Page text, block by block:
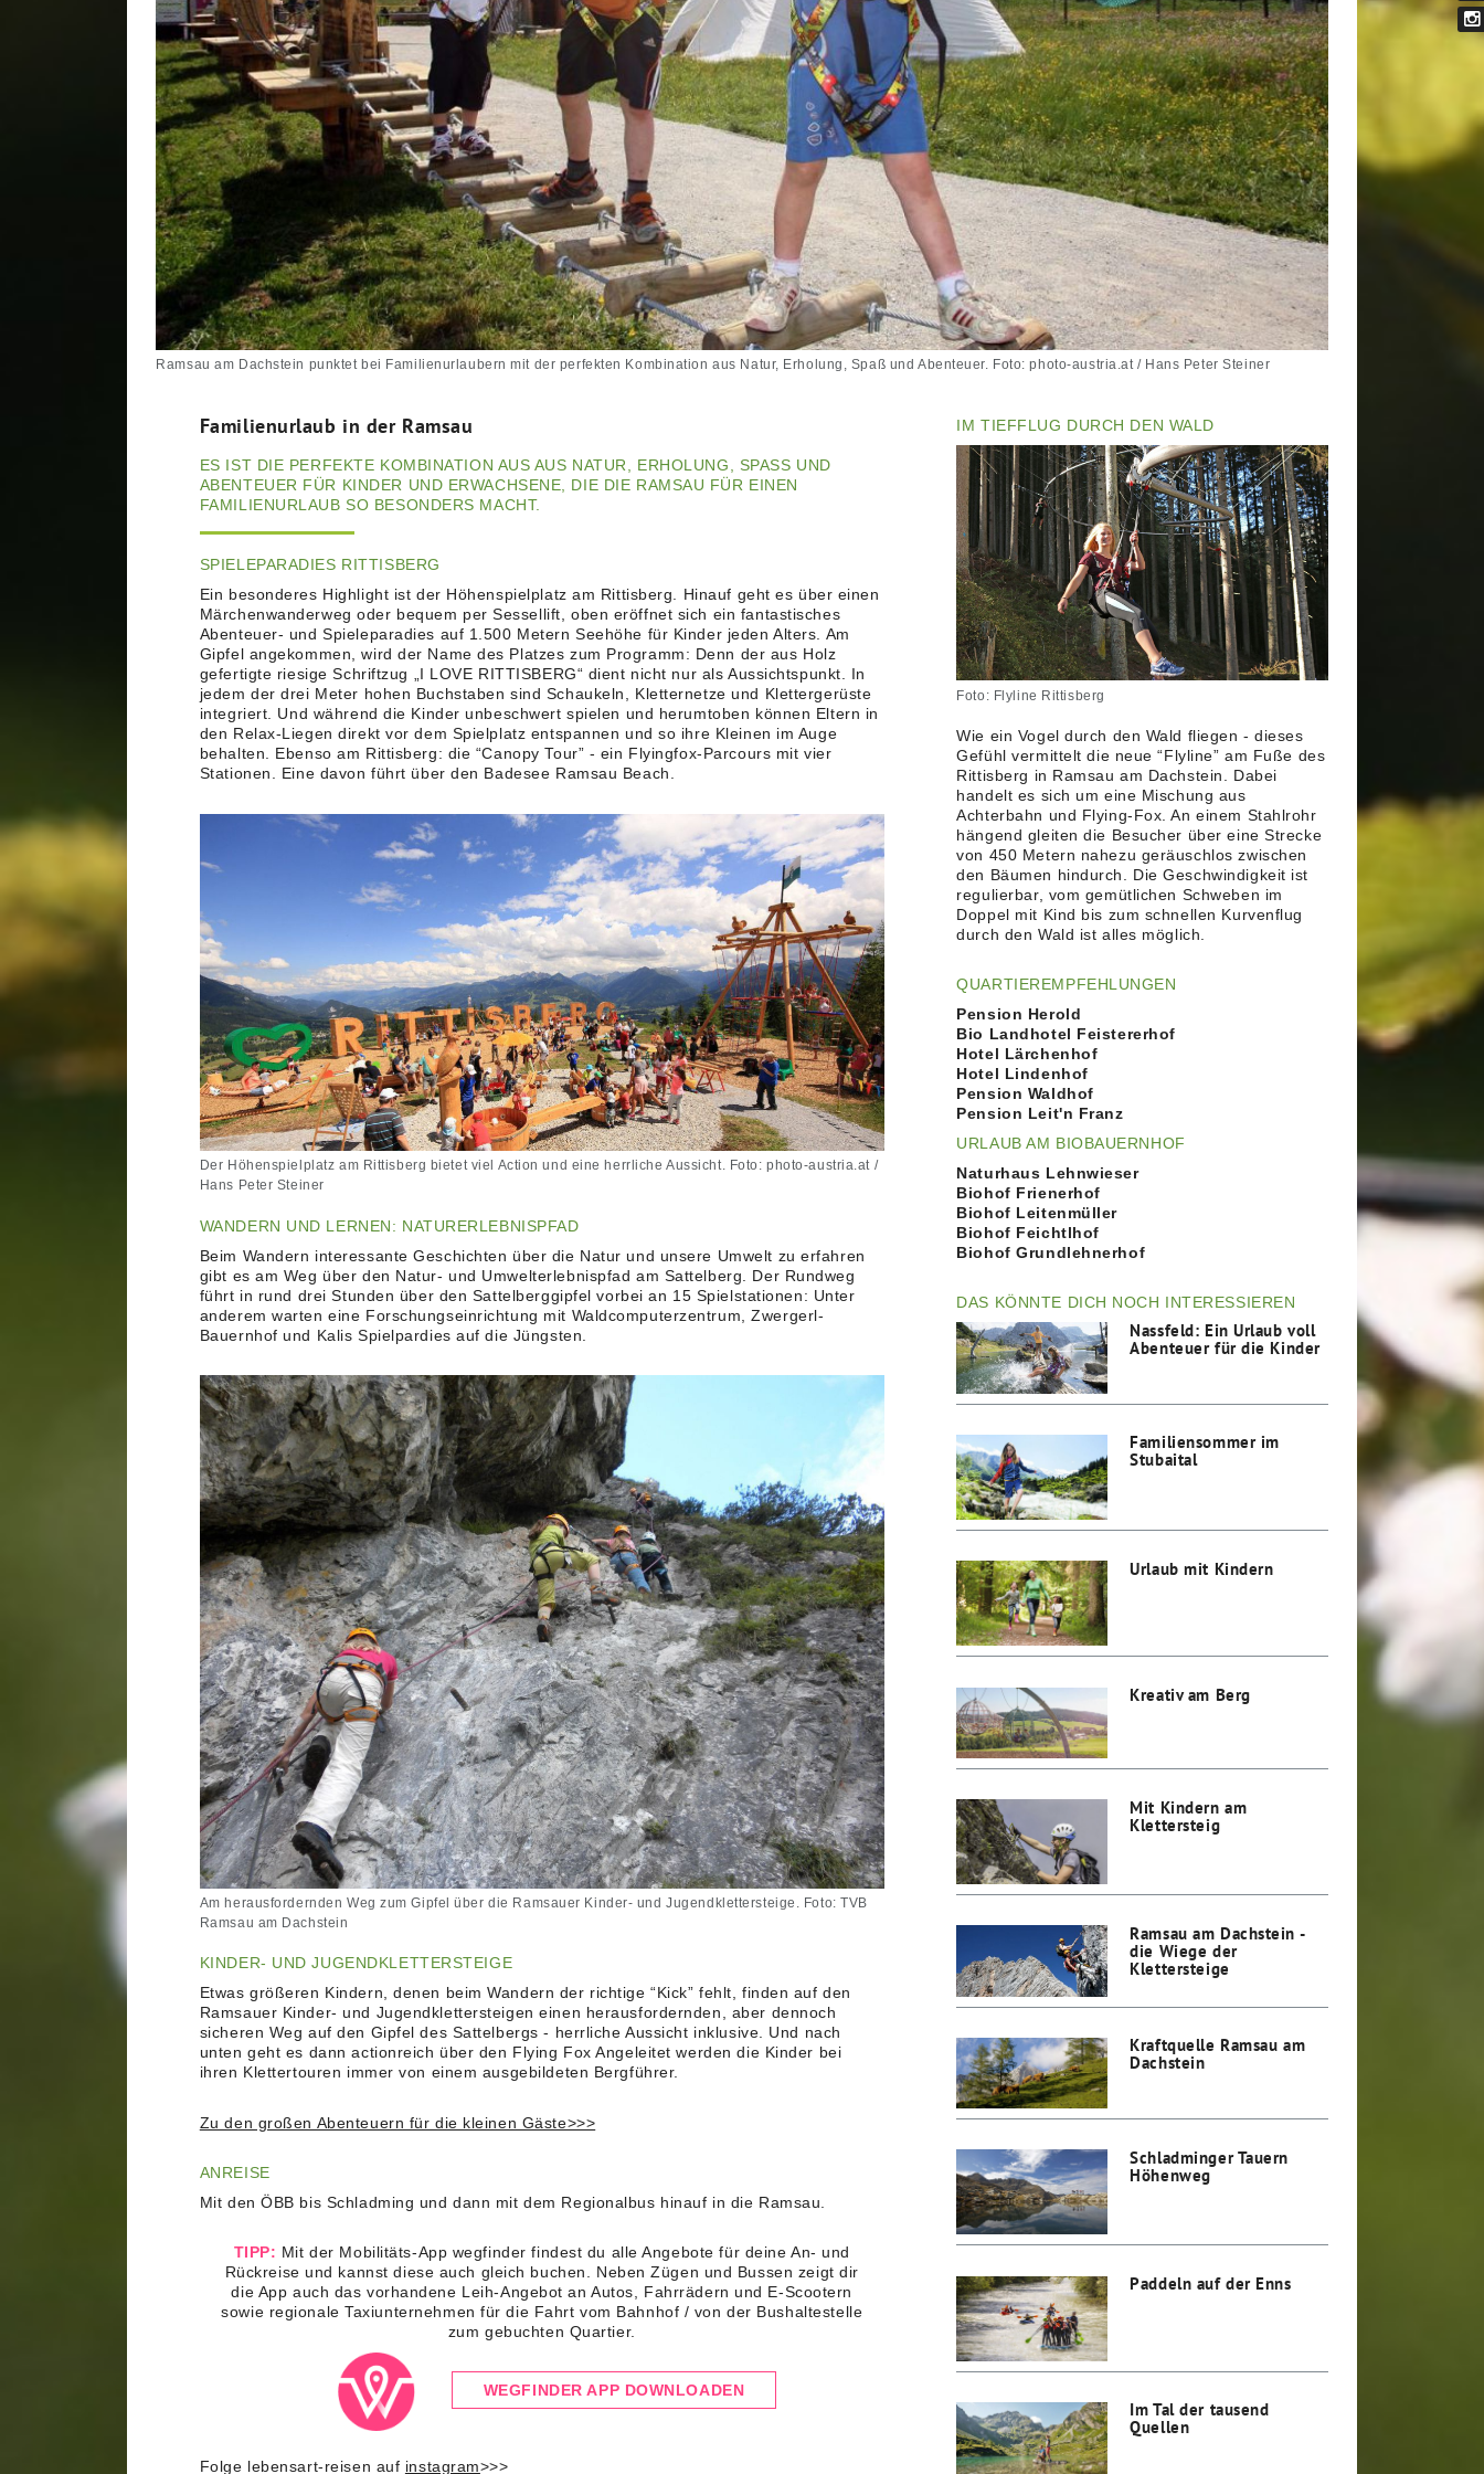
Ramsau am Dachstein punktet bei Familienurlaubern mit der perfekten Kombination aus Natur, Erholung, Spaß und Abenteuer. Foto: photo-austria.at / Hans Peter Steiner
Familienurlaub in der Ramsau
ES IST DIE PERFEKTE KOMBINATION AUS AUS NATUR, ERHOLUNG, SPASS UND A
BENTEUER FÜR KINDER UND ERWACHSENE, DIE DIE RAMSAU FÜR EINEN F
AMILIENURLAUB SO BESONDERS MACHT.
SPIELEPARADIES RITTISBERG
Ein besonderes Highlight ist der Höhenspielplatz am Rittisberg. Hinauf geht es über einen
Märchenwanderweg oder bequem per Sessellift, oben eröffnet sich ein fantastisches
Abenteuer- und Spieleparadies auf 1.500 Metern Seehöhe für Kinder jeden Alters. Am
Gipfel angekommen, wird der Name des Platzes zum Programm: Denn der aus Holz
gefertigte riesige Schriftzug „I LOVE RITTISBERG“ dient nicht nur als Aussichtspunkt. In
jedem der drei Meter hohen Buchstaben sind Schaukeln, Kletternetze und Klettergerüste
integriert. Und während die Kinder unbeschwert spielen und herumtoben können Eltern in
den Relax-Liegen direkt vor dem Spielplatz entspannen und so ihre Kleinen im Auge
behalten. Ebenso am Rittisberg: die “Canopy Tour” - ein Flyingfox-Parcours mit vier
Stationen. Eine davon führt über den Badesee Ramsau Beach.
Der Höhenspielplatz am Rittisberg bietet viel Action und eine herrliche Aussicht. Foto: photo-austria.at /
Hans Peter Steiner
WANDERN UND LERNEN: NATURERLEBNISPFAD
Beim Wandern interessante Geschichten über die Natur und unsere Umwelt zu erfahren
gibt es am Weg über den Natur- und Umwelterlebnispfad am Sattelberg. Der Rundweg
führt in rund drei Stunden über den Sattelberggipfel vorbei an 15 Spielstationen: Unter
anderem warten eine Forschungseinrichtung mit Waldcomputerzentrum, Zwergerl-
Bauernhof und Kalis Spielpardies auf die Jüngsten.
Am herausfordernden Weg zum Gipfel über die Ramsauer Kinder- und Jugendklettersteige. Foto: TVB
Ramsau am Dachstein
KINDER- UND JUGENDKLETTERSTEIGE
Etwas größeren Kindern, denen beim Wandern der richtige “Kick” fehlt, finden auf den
Ramsauer Kinder- und Jugendklettersteigen einen herausfordernden, aber dennoch
sicheren Weg auf den Gipfel des Sattelbergs - herrliche Aussicht inklusive. Und nach
unten geht es dann actionreich über den Flying Fox Angeleitet werden die Kinder bei
ihren Klettertouren immer von einem ausgebildeten Bergführer.
Zu den großen Abenteuern für die kleinen Gäste>>>
ANREISE
Mit den ÖBB bis Schladming und dann mit dem Regionalbus hinauf in die Ramsau.
TIPP: Mit der Mobilitäts-App wegfinder findest du alle Angebote für deine An- und
Rückreise und kannst diese auch gleich buchen. Neben Zügen und Bussen zeigt dir
die App auch das vorhandene Leih-Angebot an Autos, Fahrrädern und E-Scootern
sowie regionale Taxiunternehmen für die Fahrt vom Bahnhof / von der Bushaltestelle
zum gebuchten Quartier.
WEGFINDER APP DOWNLOADEN
Folge lebensart-reisen auf instagram>>>
IM TIEFFLUG DURCH DEN WALD
Foto: Flyline Rittisberg
Wie ein Vogel durch den Wald fliegen - dieses
Gefühl vermittelt die neue “Flyline” am Fuße des
Rittisberg in Ramsau am Dachstein. Dabei
handelt es sich um eine Mischung aus
Achterbahn und Flying-Fox. An einem Stahlrohr
hängend gleiten die Besucher über eine Strecke
von 450 Metern nahezu geräuschlos zwischen
den Bäumen hindurch. Die Geschwindigkeit ist
regulierbar, vom gemütlichen Schweben im
Doppel mit Kind bis zum schnellen Kurvenflug
durch den Wald ist alles möglich.
QUARTIEREMPFEHLUNGEN
Pension Herold
Bio Landhotel Feistererhof
Hotel Lärchenhof
Hotel Lindenhof
Pension Waldhof
Pension Leit'n Franz
URLAUB AM BIOBAUERNHOF
Naturhaus Lehnwieser
Biohof Frienerhof
Biohof Leitenmüller
Biohof Feichtlhof
Biohof Grundlehnerhof
DAS KÖNNTE DICH NOCH INTERESSIEREN
Nassfeld: Ein Urlaub voll
Abenteuer für die Kinder
Familiensommer im
Stubaital
Urlaub mit Kindern
Kreativ am Berg
Mit Kindern am
Klettersteig
Ramsau am Dachstein -
die Wiege der
Klettersteige
Kraftquelle Ramsau am
Dachstein
Schladminger Tauern
Höhenweg
Paddeln auf der Enns
Im Tal der tausend
Quellen